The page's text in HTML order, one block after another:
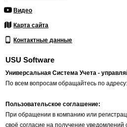
Видео
Карта сайта
Контактные данные
USU Software
Универсальная Система Учета -
По всем вопросам обращайтесь по
Пользовательское соглашение:
При обращении в компанию или
своё согласие на получение уведомлений